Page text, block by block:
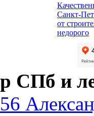
Санкт-
от
недорого
СПб и